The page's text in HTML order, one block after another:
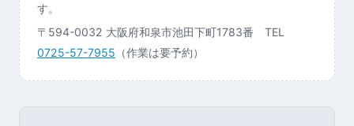
す。
〒594-0032 大阪府和泉市池田下町1783番 TEL
0725-57-7955 （作業は要予約）